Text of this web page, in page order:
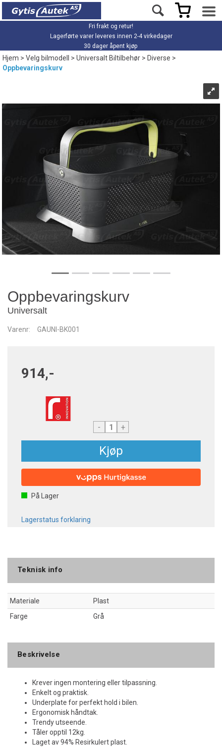
Fri frakt og retur!
Lagerførte varer leveres innen 2-4 virkedager
30 dager åpent kjøp
Hjem>Velg bilmodell >Universalt Biltilbehør>Diverse>
Oppbevaringskurv
Oppbevaringskurv
Universalt
Varenr: GAUNI-BK001
914,-
- +
Kjøp
På Lager
Lagerstatus forklaring
Teknisk info
Materiale
Plast
Farge
Grå
Beskrivelse
Krever ingen montering eller tilpassning.
Enkelt og praktisk.
Underplate for perfekt hold i bilen.
Ergonomisk håndtak.
Trendy utseende.
Tåler opptil 12kg.
Laget av 94% Resirkulert plast.